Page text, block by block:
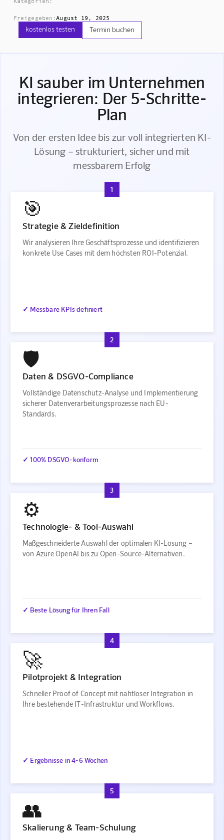
Freigegeben:August 19, 2025
kostenlos testen Termin buchen
KI sauber im Unternehmen
integrieren: Der 5-Schritte-
Plan
Von der ersten Idee bis zur voll integrierten KI-
Lösung – strukturiert, sicher und mit
messbarem Erfolg
1
🎯
Strategie & Zieldefinition
Wir analysieren Ihre Geschäftsprozesse und identifizieren
konkrete Use Cases mit dem höchsten ROI-Potenzial.
✓ Messbare KPIs definiert
2
🛡️
Daten & DSGVO-Compliance
Vollständige Datenschutz-Analyse und Implementierung
sicherer Datenverarbeitungsprozesse nach EU-
Standards.
✓ 100% DSGVO-konform
3
⚙️
Technologie- & Tool-Auswahl
Maßgeschneiderte Auswahl der optimalen KI-Lösung –
von Azure OpenAI bis zu Open-Source-Alternativen.
✓ Beste Lösung für Ihren Fall
4
🚀
Pilotprojekt & Integration
Schneller Proof of Concept mit nahtloser Integration in
Ihre bestehende IT-Infrastruktur und Workflows.
✓ Ergebnisse in 4-6 Wochen
5
👥
Skalierung & Team-Schulung